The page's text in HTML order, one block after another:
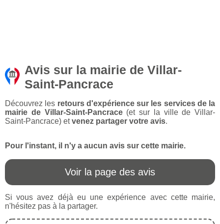
Avis sur la mairie de Villar-
Saint-Pancrace
Découvrez les retours d'expérience sur les services de la
mairie de Villar-Saint-Pancrace(et sur la ville de Villar-
Saint-Pancrace) etvenez partager votre avis.
Pour l'instant, il n'y a aucun avis sur cette mairie.
Voir la page des avis
Si vous avez déjà eu une expérience avec cette mairie,
n'hésitez pas à la partager.